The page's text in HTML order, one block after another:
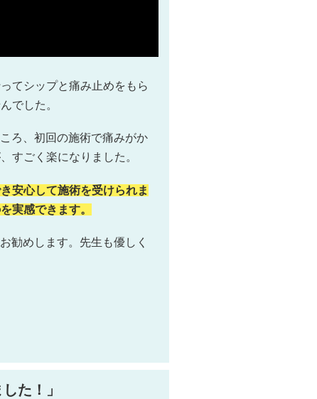
てシップと痛み止めをもら
でした。
ろ、初回の施術で痛みがか
すごく楽になりました。
安心して施術を受けられま
実感できます。
勧めします。先生も優しく
た！」